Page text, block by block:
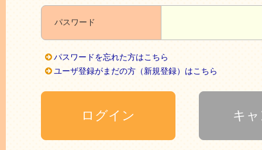
パスワード
パスワードを忘れた方はこちら
ユーザ登録がまだの方（新規登録）はこちら